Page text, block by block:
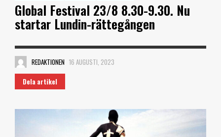
Global Festival 23/8 8.30-9.30. Nu
startar Lundin-rättegången
REDAKTIONEN 16 AUGUSTI, 2023
Dela artikel